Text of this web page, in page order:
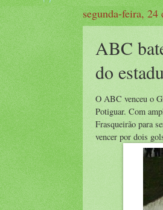
segunda-feira,
ABC
do
O ABC venceu o
Potiguar. Com
Frasqueirão para
vencer por dois